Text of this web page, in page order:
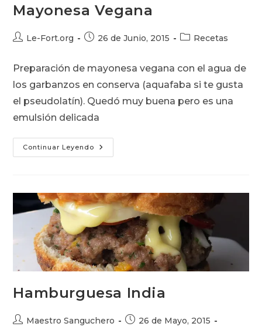
Mayonesa Vegana
Autor
entrada:
Le-Fort.org
Publicación
entrada:
26 de Junio, 2015
Categoría
entrada:
Recetas
Preparación de mayonesa vegana con el agua de
los garbanzos en conserva (aquafaba si te gusta
el pseudolatín). Quedó muy buena pero es una
emulsión delicada
Continuar Leyendo Mayonesa
Vegana
Hamburguesa India
AutorMaestro Sanguchero
Publicación
26 de Mayo, 2015